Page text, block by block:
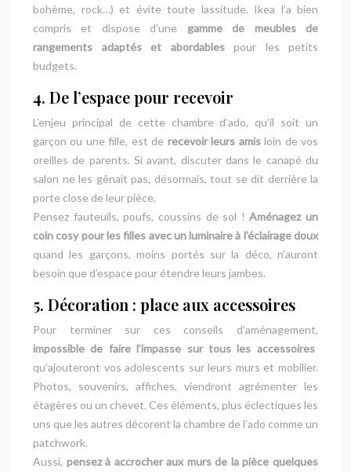
bohème, rock…) et évite toute lassitude. Ikea l’a bien
compris et dispose d’une gamme de meubles de
rangements adaptés et abordablespour les petits
budgets.
4. De l’espace pour recevoir
L’enjeu principal de cette chambre d’ado, qu’il soit un
garçon ou une fille, est de recevoir leurs amisloin de vos
oreilles de parents. Si avant, discuter dans le canapé du
salon ne les gênait pas, désormais, tout se dit derrière la
porte close de leur pièce.
Pensez fauteuils, poufs, coussins de sol !Aménagez un
coin cosy pour les filles avec un luminaire à l’éclairage doux
quand les garçons, moins portés sur la déco, n’auront
besoin que d’espace pour étendre leurs jambes.
5. Décoration : place aux accessoires
Pour terminer sur ces conseils d’aménagement,
impossible de faire l’impasse sur tous les accessoires
qu’ajouteront vos adolescents sur leurs murs et mobilier.
Photos, souvenirs, affiches, viendront agrémenter les
étagères ou un chevet. Ces éléments, plus éclectiques les
uns que les autres décorent la chambre de l’ado comme un
patchwork.
Aussi, pensez à accrocher aux murs de la pièce quelques